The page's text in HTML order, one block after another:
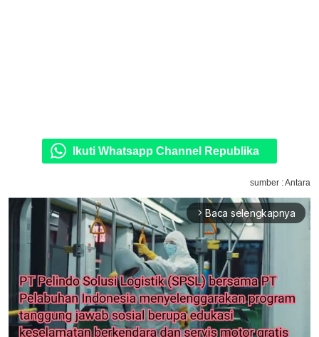
Ikuti Whatsapp Channel Republika
sumber : Antara
arrow_forward_ios Baca selengkapnya